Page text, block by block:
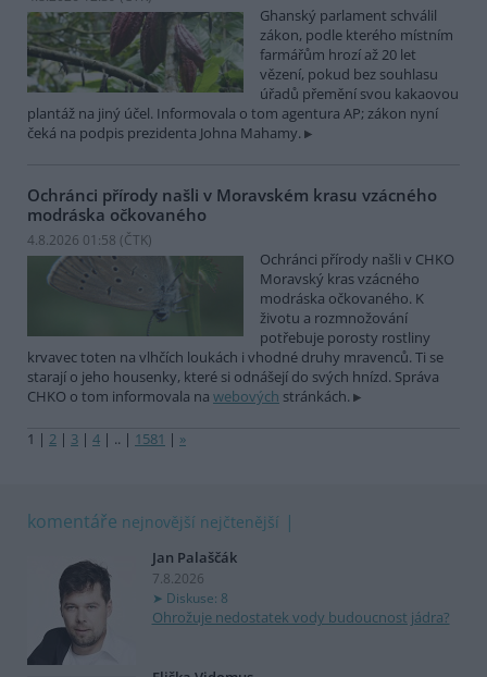
Ghanský parlament schválil
zákon, podle kterého místním
farmářům hrozí až 20 let
vězení, pokud bez souhlasu
úřadů přemění svou kakaovou
plantáž na jiný účel. Informovala o tom agentura AP; zákon nyní
čeká na podpis prezidenta Johna Mahamy.
Ochránci přírody našli v Moravském krasu vzácného
modráska očkovaného
4.8.2026 01:58 (ČTK)
Ochránci přírody našli v CHKO
Moravský kras vzácného
modráska očkovaného. K
životu a rozmnožování
potřebuje porosty rostliny
krvavec toten na vlhčích loukách i vhodné druhy mravenců. Ti se
starají o jeho housenky, které si odnášejí do svých hnízd. Správa
CHKO o tom informovala na webových stránkách.
1 | 2 | 3 | 4 | .. | 1581 | »
komentáře nejnovější nejčtenější
Jan Palaščák
7.8.2026
Diskuse: 8
Ohrožuje nedostatek vody budoucnost jádra?